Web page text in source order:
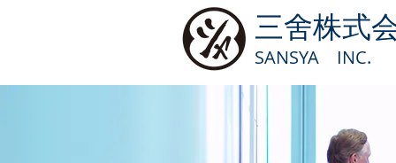
三舍株式
SANSYA INC.